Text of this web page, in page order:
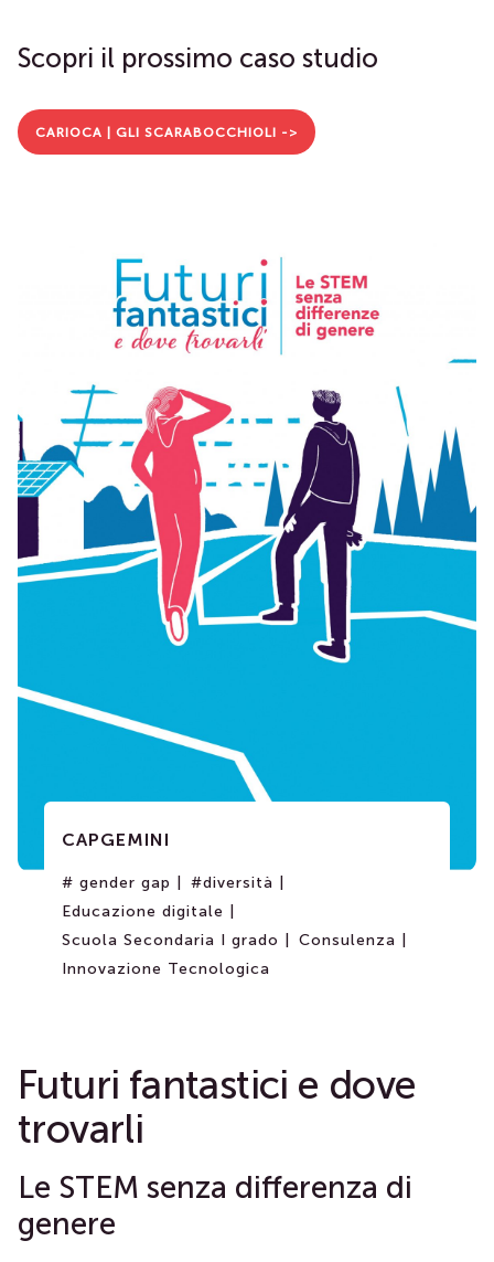
Chi siamo
Casi studio
Clienti
Metodo
Contatti
Scopri il prossimo caso studio
CARIOCA | GLI SCARABOCCHIOLI ->
CAPGEMINI
# gender gap |
#diversità |
Educazione digitale |
Scuola Secondaria I grado |
Consulenza |
Innovazione Tecnologica
Futuri fantastici e dove
trovarli
Le STEM senza differenza di
genere